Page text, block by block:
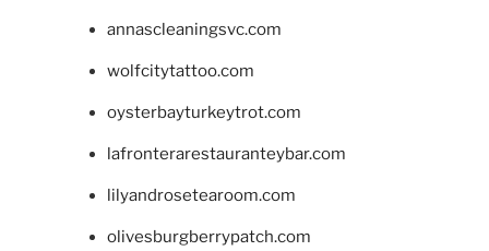
annascleaningsvc.com
wolfcitytattoo.com
oysterbayturkeytrot.com
lafronterarestauranteybar.com
lilyandrosetearoom.com
olivesburgberrypatch.com